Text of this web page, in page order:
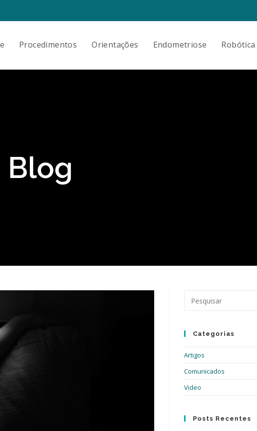
Procedimentos Orientações Endometriose Robótica
Blog
Categorias
Artigos
Comunicados
Video
Posts Recentes